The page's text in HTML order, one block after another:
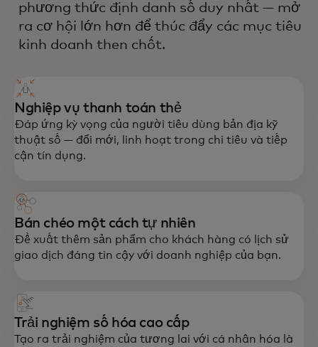
phương thức định danh số duy nhất — mở
ra cơ hội lớn hơn để thúc đẩy các mục tiêu
kinh doanh then chốt.
Nghiệp vụ thanh toán thẻ
Đáp ứng kỳ vọng của người tiêu dùng bản địa kỹ
thuật số — đổi mới, linh hoạt trong chi tiêu và tiếp
cận tín dụng.
Bán chéo một cách tự nhiên
Đề xuất thêm sản phẩm cho khách hàng có lịch sử
giao dịch đáng tin cậy với doanh nghiệp của bạn.
Trải nghiệm số hóa cao cấp
Tạo ra trải nghiệm của tương lai với cá nhân hóa là